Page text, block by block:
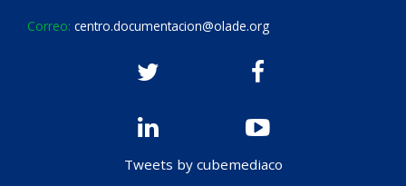
Correo: centro.documentacion@olade.org
Tweets by cubemediaco